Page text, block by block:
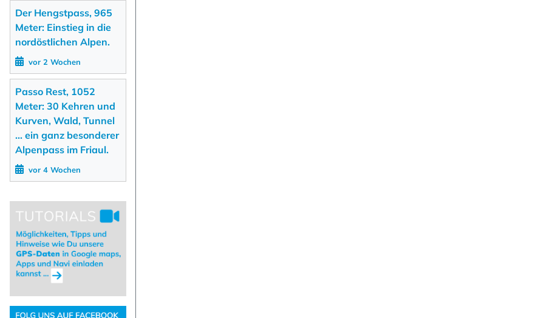
Der Hengstpass, 965
Meter: Einstieg in die
nordöstlichen Alpen.
vor 2 Wochen
Passo Rest, 1052
Meter: 30 Kehren und
Kurven, Wald, Tunnel
... ein ganz besonderer
Alpenpass im Friaul.
vor 4 Wochen